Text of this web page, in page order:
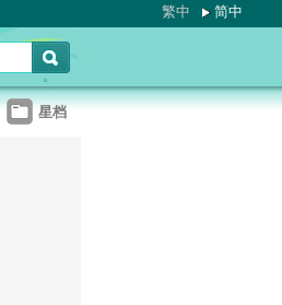
繁中 简中
星档